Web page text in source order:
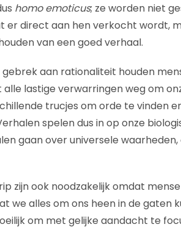
homo emoticus; ze worden niet
er direct aan hen verkocht wordt,
van een goed verhaal.
aan rationaliteit houden
lastige verwarringen weg om
trucjes om orde te vinden
spelen dus in op onze
gaan over universele
zijn ook noodzakelijk omdat
we alles om ons heen in de gaten
om met gelijke aandacht te